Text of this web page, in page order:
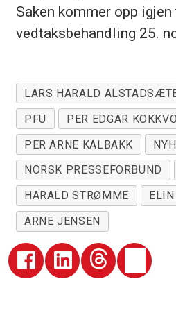
Saken kommer opp
vedtaksbehandling 25.
LARS HARALD
PFU
PER EDGAR
PER ARNE KALBAKK
NORSK PRESSEFORBUND
HARALD STRØMME
ARNE JENSEN